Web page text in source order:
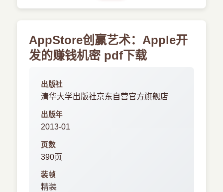
AppStore创赢艺术：Apple开
发的赚钱机密 pdf下载
出版社
清华大学出版社京东自营官方旗舰店
出版年
2013-01
页数
390页
装帧
精装